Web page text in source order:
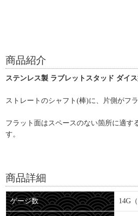
商品紹介
ステンレス製 ラブレットスタッド ダイ
ストレートのシャフト(棒)に、片側がフ
フラット面はスペースのない箇所に適す
す。
商品詳細
ゲージ数 14G